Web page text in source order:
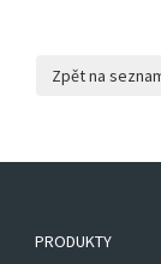
PRODUKTY